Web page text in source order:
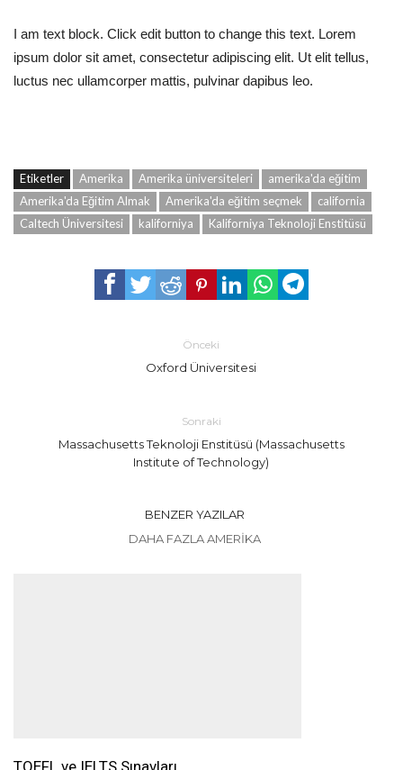
luctus nec ullamcorper mattis, pulvinar dapibus leo.
Caltech Üniversitesi
kaliforniya Kaliforniya Teknoloji Enstitüsü
Institute of Technology)